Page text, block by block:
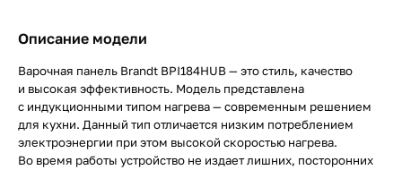
Описание модели
Варочная панель Brandt BPI184HUB — это стиль, качество
и высокая эффективность. Модель представлена
с индукционными типом нагрева — современным решением
для кухни. Данный тип отличается низким потреблением
электроэнергии при этом высокой скоростью нагрева.
Во время работы устройство не издает лишних, посторонних